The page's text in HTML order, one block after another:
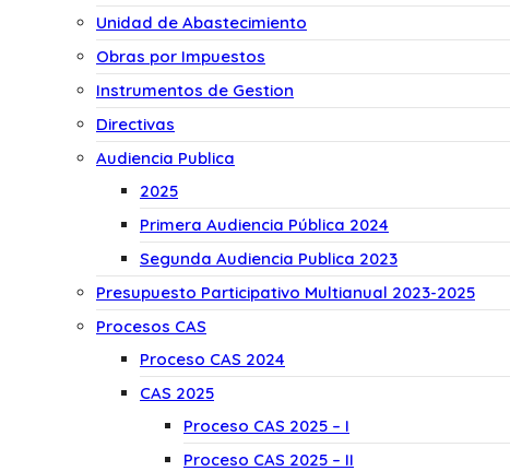
Unidad de Abastecimiento
Obras por Impuestos
Instrumentos de Gestion
Directivas
Audiencia Publica
2025
Primera Audiencia Pública 2024
Segunda Audiencia Publica 2023
Presupuesto Participativo Multianual 2023-2025
Procesos CAS
Proceso CAS 2024
CAS 2025
Proceso CAS 2025 – I
Proceso CAS 2025 – II